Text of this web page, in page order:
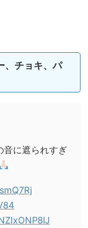
、チョキ、パ
音に遮られすぎ